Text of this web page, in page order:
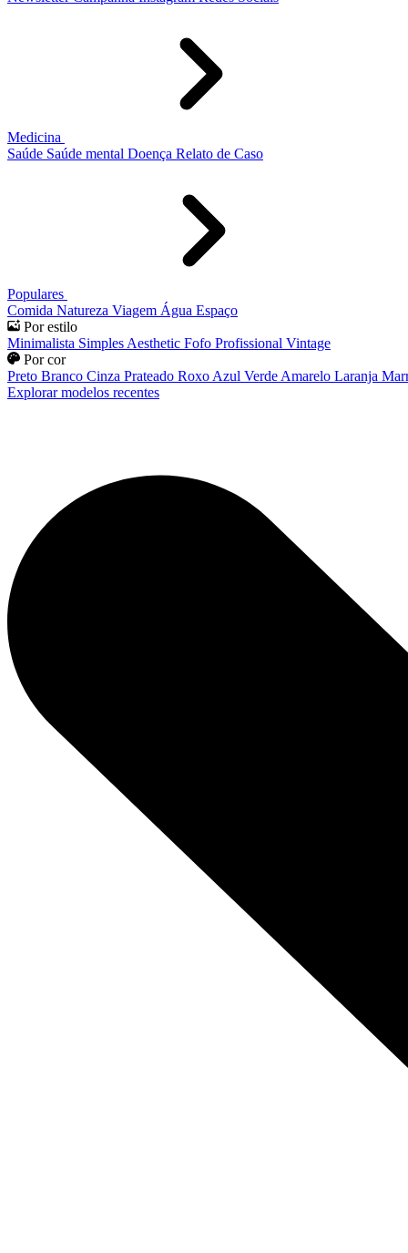
Medicina
Saúde Saúde mental Doença Relato de Caso
Populares
Comida Natureza Viagem Água Espaço
Por estilo
Minimalista Simples Aesthetic Fofo Profissional Vintage
Por cor
Preto Branco Cinza Prateado Roxo Azul Verde Amarelo Laranja
Explorar modelos recentes